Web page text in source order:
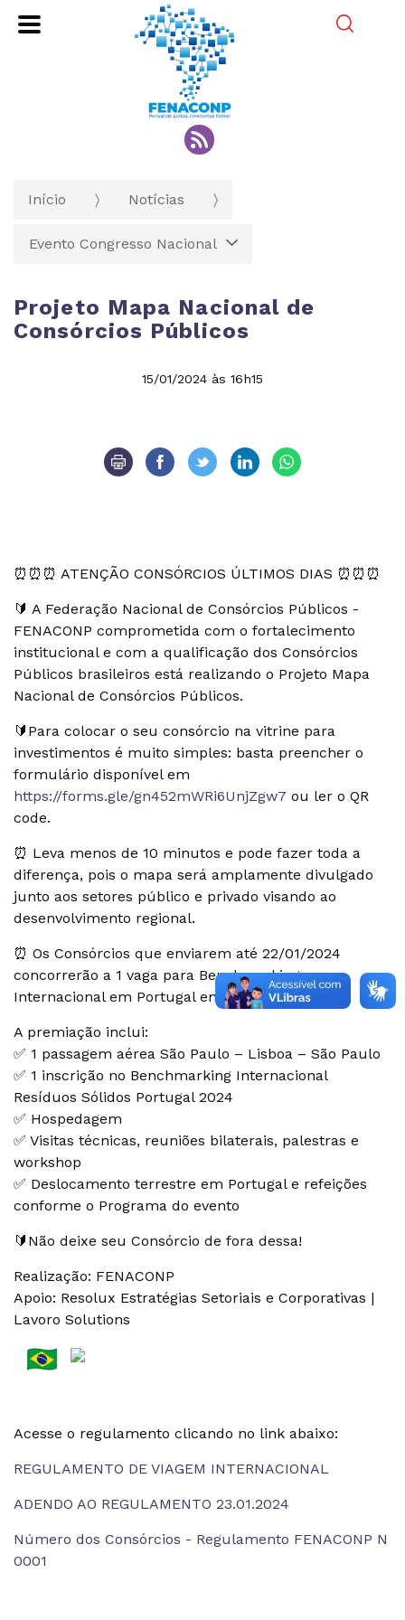
Início Notícias
Evento Congresso Nacional
Projeto Mapa Nacional de
Consórcios Públicos
15/01/2024 às 16h15
⏰⏰⏰ ATENÇÃO CONSÓRCIOS ÚLTIMOS DIAS ⏰⏰⏰
🔰 A Federação Nacional de Consórcios Públicos -
FENACONP comprometida com o fortalecimento
institucional e com a qualificação dos Consórcios
Públicos brasileiros está realizando o Projeto Mapa
Nacional de Consórcios Públicos.
🔰Para colocar o seu consórcio na vitrine para
investimentos é muito simples: basta preencher o
formulário disponível em
https://forms.gle/gn452mWRi6UnjZgw7 ou ler o QR
code.
⏰ Leva menos de 10 minutos e pode fazer toda a
diferença, pois o mapa será amplamente divulgado
junto aos setores público e privado visando ao
desenvolvimento regional.
⏰ Os Consórcios que enviarem até 22/01/2024
concorrerão a 1 vaga para Benchmarking
Internacional em Portugal em 2024!
A premiação inclui:
✅ 1 passagem aérea São Paulo – Lisboa – São Paulo
✅ 1 inscrição no Benchmarking Internacional
Resíduos Sólidos Portugal 2024
✅ Hospedagem
✅ Visitas técnicas, reuniões bilaterais, palestras e
workshop
✅ Deslocamento terrestre em Portugal e refeições
conforme o Programa do evento
🔰Não deixe seu Consórcio de fora dessa!
Realização: FENACONP
Apoio: Resolux Estratégias Setoriais e Corporativas |
Lavoro Solutions
Acesse o regulamento clicando no link abaixo:
REGULAMENTO DE VIAGEM INTERNACIONAL
ADENDO AO REGULAMENTO 23.01.2024
Número dos Consórcios - Regulamento FENACONP N
0001